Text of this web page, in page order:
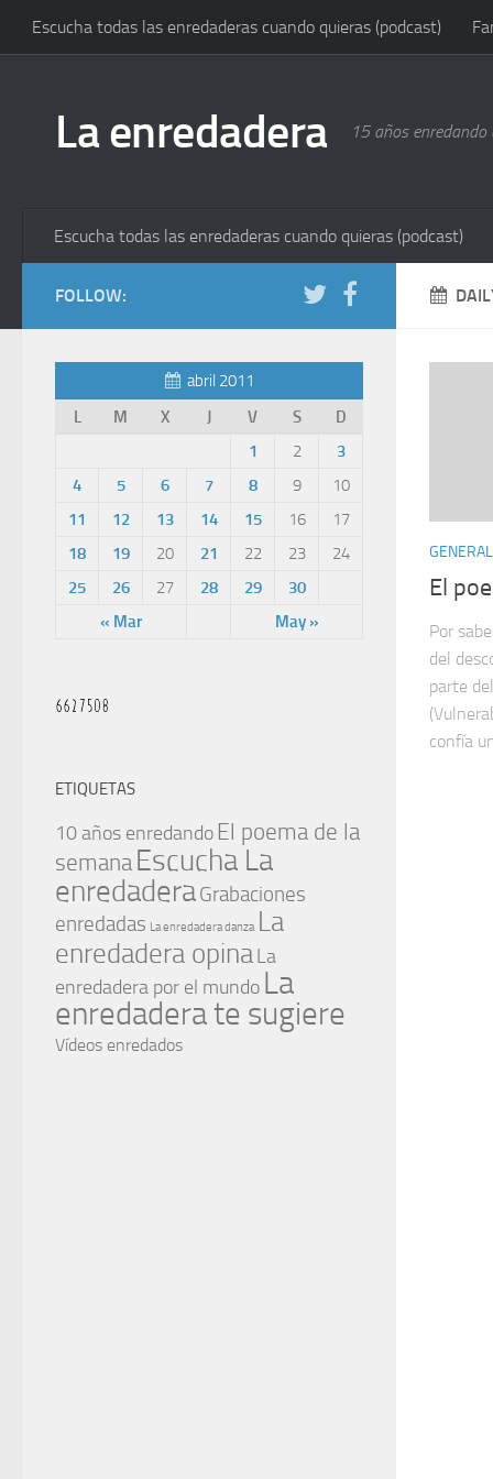
Escucha todas las enredaderas cuando quieras (podcast)
La enredadera 15 años
Escucha todas las enredaderas cuando quieras (podcast)
GENERAL
El
Por
del
parte
confía
FOLLOW:
abril 2011
L
M X J V S D
« Mar May »
1 2
3
4
5 6 7 8 9
10
11
12 13 14 15 16
17
18
19 20 21 22 23
24
25
26 27 28 29 30
ETIQUETAS
10 años enredando El poema de la
semana Escucha La
enredaderaGrabaciones
enredadas La enredadera danza La
enredadera opina La
enredadera por el mundo La
enredadera te sugiere
Vídeos enredados